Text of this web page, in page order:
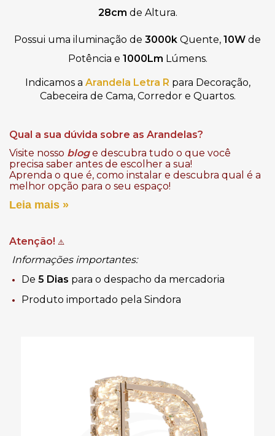
28cm de Altura.
Possui uma iluminação de 3000k Quente, 10W de
Potência e 1000Lm Lúmens.
Indicamos a Arandela Letra R para Decoração,
Cabeceira de Cama, Corredor e Quartos.
Qual a sua dúvida sobre as Arandelas?
Visite nosso bloge descubra tudo o que você
precisa saber antes de escolher a sua!
Aprenda o que é, como instalar e descubra qual é a
melhor opção para o seu espaço!
Leia mais »
Atenção! ⚠️
Informações importantes:
De 5 Dias para o despacho da mercadoria
Produto importado pela Sindora